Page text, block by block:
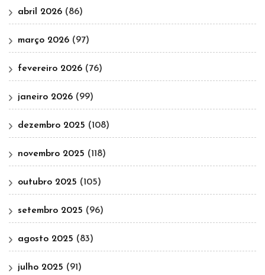
abril 2026 (86)
março 2026 (97)
fevereiro 2026 (76)
janeiro 2026 (99)
dezembro 2025 (108)
novembro 2025 (118)
outubro 2025 (105)
setembro 2025 (96)
agosto 2025 (83)
julho 2025 (91)